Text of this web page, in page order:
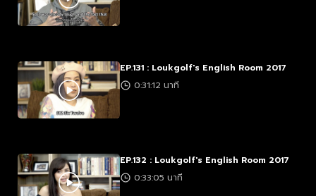
EP.131 : Loukgolf's English Room 2017
0:31:12 นาที
EP.132 : Loukgolf's English Room 2017
0:33:05 นาที